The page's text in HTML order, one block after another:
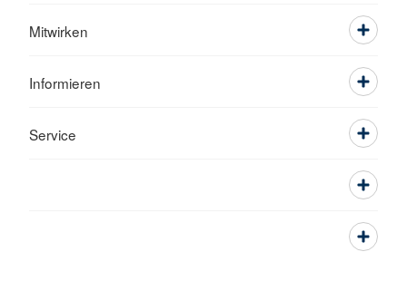
Mitwirken
Informieren
Service